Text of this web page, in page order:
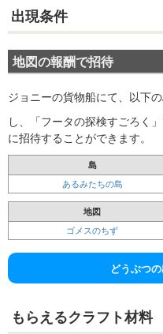
出現条件
地図の報酬で招待
ジョニーの貨物船にて、以下
し、「フータの探検すごろく
に招待することができます。
島
あるみたちの島
地図
ゴメスのちず
どうぶつ
もらえるクラフト材料